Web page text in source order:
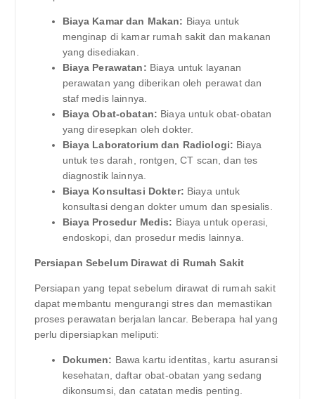
Biaya Kamar dan Makan: Biaya untuk
menginap di kamar rumah sakit dan makanan
yang disediakan.
Biaya Perawatan: Biaya untuk layanan
perawatan yang diberikan oleh perawat dan
staf medis lainnya.
Biaya Obat-obatan: Biaya untuk obat-obatan
yang diresepkan oleh dokter.
Biaya Laboratorium dan Radiologi: Biaya
untuk tes darah, rontgen, CT scan, dan tes
diagnostik lainnya.
Biaya Konsultasi Dokter: Biaya untuk
konsultasi dengan dokter umum dan spesialis.
Biaya Prosedur Medis: Biaya untuk operasi,
endoskopi, dan prosedur medis lainnya.
Persiapan Sebelum Dirawat di Rumah Sakit
Persiapan yang tepat sebelum dirawat di rumah sakit
dapat membantu mengurangi stres dan memastikan
proses perawatan berjalan lancar. Beberapa hal yang
perlu dipersiapkan meliputi:
Dokumen: Bawa kartu identitas, kartu asuransi
kesehatan, daftar obat-obatan yang sedang
dikonsumsi, dan catatan medis penting.